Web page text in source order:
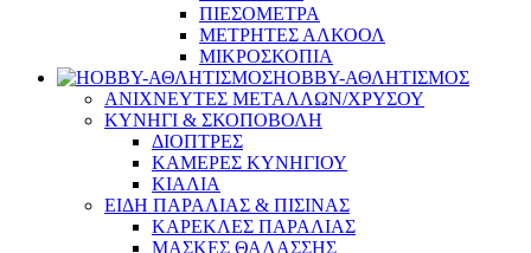
ΠΙΕΣΟΜΕΤΡΑ
ΜΕΤΡΗΤΕΣ ΑΛΚΟΟΛ
ΜΙΚΡΟΣΚΟΠΙΑ
HOBBY-ΑΘΛΗΤΙΣΜΟΣ
ΑΝΙΧΝΕΥΤΕΣ ΜΕΤΑΛΛΩΝ/ΧΡΥΣΟΥ
ΚΥΝΗΓΙ & ΣΚΟΠΟΒΟΛΗ
ΔΙΟΠΤΡΕΣ
ΚΑΜΕΡΕΣ ΚΥΝΗΓΙΟΥ
ΚΙΑΛΙΑ
ΕΙΔΗ ΠΑΡΑΛΙΑΣ & ΠΙΣΙΝΑΣ
ΚΑΡΕΚΛΕΣ ΠΑΡΑΛΙΑΣ
ΜΑΣΚΕΣ ΘΑΛΑΣΣΗΣ